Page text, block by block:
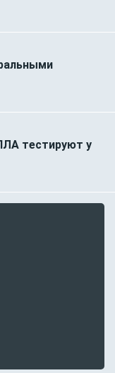
тестируют у